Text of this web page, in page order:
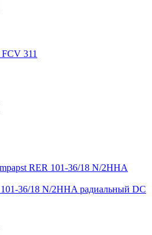
36/18 N/2HHA радиальный DC